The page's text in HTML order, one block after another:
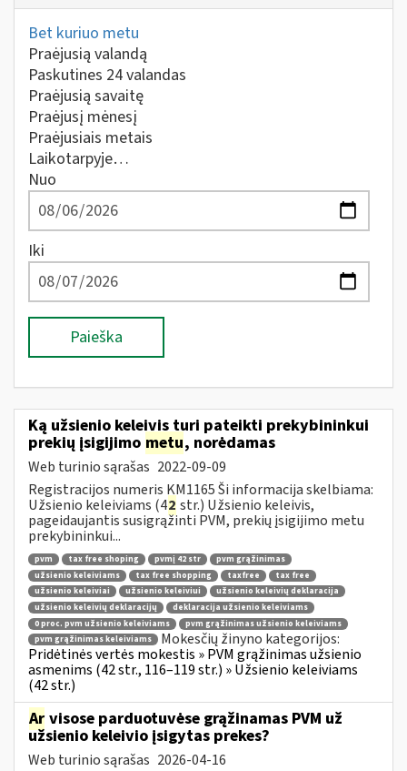
Bet kuriuo metu
Praėjusią valandą
Paskutines 24 valandas
Praėjusią savaitę
Praėjusį mėnesį
Praėjusiais metais
Laikotarpyje…
Nuo
Iki
Paieška
Ką užsienio keleivis turi pateikti prekybininkui
prekių įsigijimo metu, norėdamas
Web turinio sąrašas 2022-09-09
Registracijos numeris KM1165 Ši informacija skelbiama:
Užsienio keleiviams (42 str.) Užsienio keleivis,
pageidaujantis susigrąžinti PVM, prekių įsigijimo metu
prekybininkui...
pvm tax free shoping pvmį 42 str
pvm grąžinimas
užsienio keleiviams
tax free shopping taxfree
tax free
užsienio keleiviai
užsienio keleiviui
užsienio keleivių deklaracija
užsienio keleivių deklaracijų
deklaracija užsienio keleiviams
0 proc. pvm užsienio keleiviams
pvm grąžinimas užsienio keleiviams
pvm grąžinimas keleiviams
Mokesčių žinyno kategorijos:
Pridėtinės vertės mokestis » PVM grąžinimas užsienio
asmenims (42 str., 116–119 str.) » Užsienio keleiviams
(42 str.)
Ar visose parduotuvėse grąžinamas PVM už
užsienio keleivio įsigytas prekes?
Web turinio sąrašas 2026-04-16